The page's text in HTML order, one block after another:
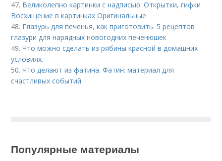
47. Великолепно картинки с надписью. Открытки, гифки
Восхищение в картинках Оригинальные
48. Глазурь для печенья, как приготовить. 5 рецептов
глазури для нарядных новогодних печенюшек
49.Что можно сделать из рябины красной в домашних
условиях.
50.Что делают из фатина. Фатин: материал для
счастливых событий
Популярные материалы